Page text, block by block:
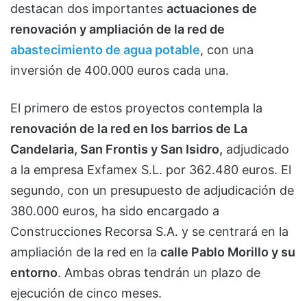
destacan dos importantes actuaciones de
renovación y ampliación de la red de
abastecimiento de agua potable, con una
inversión de 400.000 euros cada una.
El primero de estos proyectos contempla la
renovación de la red en los barrios de La
Candelaria, San Frontis y San Isidro, adjudicado
a la empresa Exfamex S.L. por 362.480 euros. El
segundo, con un presupuesto de adjudicación de
380.000 euros, ha sido encargado a
Construcciones Recorsa S.A. y se centrará en la
ampliación de la red en la calle Pablo Morillo y su
entorno. Ambas obras tendrán un plazo de
ejecución de cinco meses.